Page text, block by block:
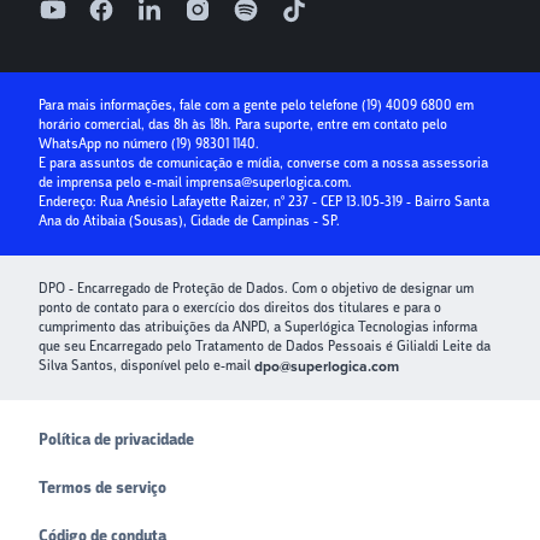
Superlógica IA
Crédito para Condomínios
Paybox
Para mais informações, fale com a gente pelo telefone (19) 4009 6800 em
horário comercial, das 8h às 18h. Para suporte, entre em contato pelo
WhatsApp no número (19) 98301 1140.
E para assuntos de comunicação e mídia, converse com a nossa assessoria
de imprensa pelo e-mail imprensa@superlogica.com.
Endereço: Rua Anésio Lafayette Raizer, nº 237 - CEP 13.105-319 - Bairro Santa
Ana do Atibaia (Sousas), Cidade de Campinas - SP.
DPO - Encarregado de Proteção de Dados. Com o objetivo de designar um
ponto de contato para o exercício dos direitos dos titulares e para o
cumprimento das atribuições da ANPD, a Superlógica Tecnologias informa
que seu Encarregado pelo Tratamento de Dados Pessoais é Gilialdi Leite da
Silva Santos, disponível pelo e-mail dpo@superlogica.com
Política de privacidade
Termos de serviço